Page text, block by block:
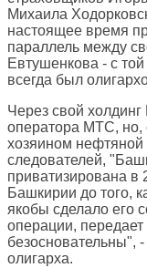
Михаила
настоящее время
параллель между
Евтушенкова - с
всегда был
Через свой
оператора МТС, но,
хозяином
следователей,
приватизирована в
Башкирии до того,
якобы сделало его
операции,
безосновательны",
олигарха.